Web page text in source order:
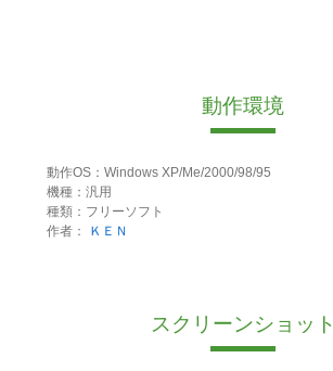
動作環境
動作OS：Windows XP/Me/2000/98/95
機種：汎用
種類：フリーソフト
作者：
ＫＥＮ
スクリーンショット